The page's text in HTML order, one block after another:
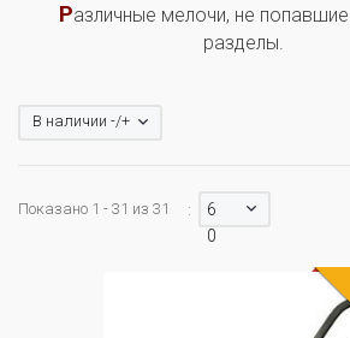
Различные мелочи, не
разделы.
В наличии -/+
Показано 1 - 31 из 31 :
6
0